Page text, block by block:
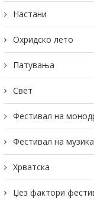
Настани
Охридско лето
Патувања
Свет
Фестивал на
Фестивал на
Хрватска
Џез фактори